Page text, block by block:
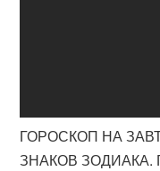
ГОРОСКОП НА
ЗНАКОВ ЗОДИАКА.